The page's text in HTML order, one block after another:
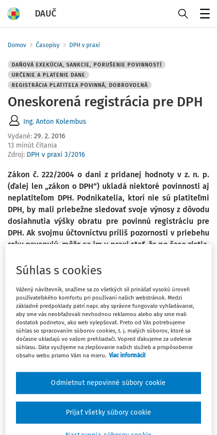
DAUČ
Domov Časopisy DPH v praxi
DAŇOVÁ EXEKÚCIA, SANKCIE, PORUŠENIE POVINNOSTÍ
URČENIE A PLATENIE DANE
REGISTRÁCIA PLATITEĽA POVINNÁ, DOBROVOĽNÁ
Oneskorená registrácia pre DPH
Ing. Anton Kolembus
Vydané: 29. 2. 2016
13 minút čítania
Zdroj: DPH v praxi 3/2016
Zákon č. 222/2004 o dani z pridanej hodnoty v z. n. p.
(ďalej len „zákon o DPH“) ukladá niektoré povinnosti aj
neplatiteľom DPH. Podnikatelia, ktorí nie sú platiteľmi
DPH, by mali priebežne sledovať svoje výnosy z dôvodu
dosiahnutia výšky obratu pre povinnú registráciu pre
DPH. Ak svojmu účtovníctvu príliš pozornosti v priebehu
roku nevenujú, môže sa im v praxi stať, že po čase zistia,
predchádzajúcich po sebe nasledujúcich mesiacov
prekročil hranicu 49 790 eur. Do obratu sa na účely
registrácie pre DPH započítavajú len príjmy (výnosy) bez
dane z dodávaných tovarov a služieb, pri ktorých je miesto
dodania zdaniteľného obchodu v tuzemsku.
Ak podnikateľ poskytuje služby alebo predáva tovar,
ktorého miestom dodania je iný štát ako Slovensko, potom
takto dosiahnuté výnosy sa do sumy obratu nezahŕňajú. Do
obratu sa nezapočítavajú ani príjmy (výnosy) z plnení,
súvislosti s postúpením pohľadávky.
Súhlas s cookies
Vážený návštevník, snažíme sa zo všetkých síl prinášať vysokú úroveň
používateľského komfortu pri používaní našich webstránok. Medzi
základné predpoklady patrí napr. aby správne fungovalo vyhľadávanie,
aby sme vás neobťažovali nevhodnou reklamou alebo aby sme mali
dostatok podnetov, ako web vylepšovať. Preto od Vás potrebujeme
súhlas so spracovaním súborov cookies, t. j. malých súborov, ktoré sa
dočasne ukladajú vo vašom prehliadači. Vopred ďakujeme za udelenie
súhlasu. Dáta využijeme na zlepšovanie našich služieb a prispôsobenie
obsahu webu priamo Vám na mieru. Viac informácií
Odmietnut nepovinné súbory cookie
Prijať všetky súbory cookie